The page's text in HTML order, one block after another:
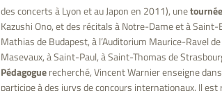
des concerts à Lyon et au Japon en 2011), une
Kazushi Ono, et des récitals à Notre-Dame et à
Mathias de Budapest, à l’Auditorium Maurice-Ravel
Masevaux, à Saint-Paul, à Saint-Thomas de
Pédagoguerecherché, Vincent Warnier enseigne
participe à des jurys de concours internationaux. Il